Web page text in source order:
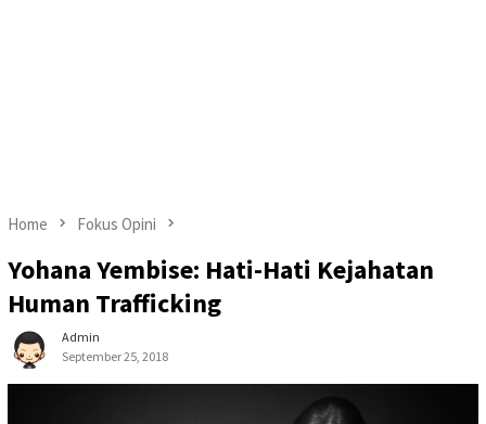
Home Fokus Opini
Yohana Yembise: Hati-Hati Kejahatan
Human Trafficking
Admin
September 25, 2018